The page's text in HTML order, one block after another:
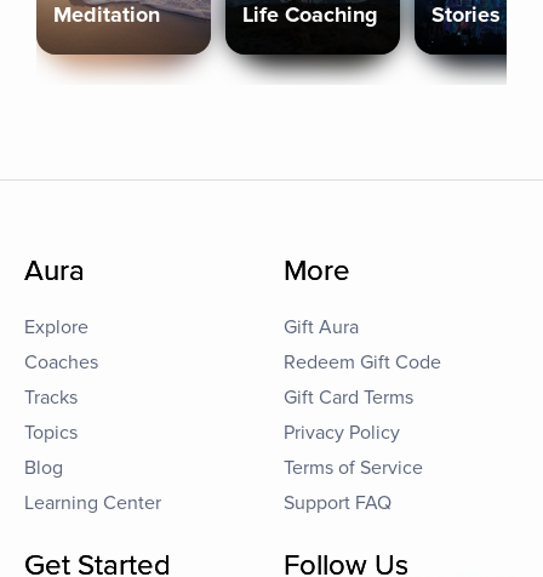
Meditation Life Coaching Stories
Aura
Explore
Coaches
Tracks
Topics
Blog
Learning Center
More
Gift Aura
Redeem Gift Code
Gift Card Terms
Privacy Policy
Terms of Service
Support FAQ
Get Started Follow Us